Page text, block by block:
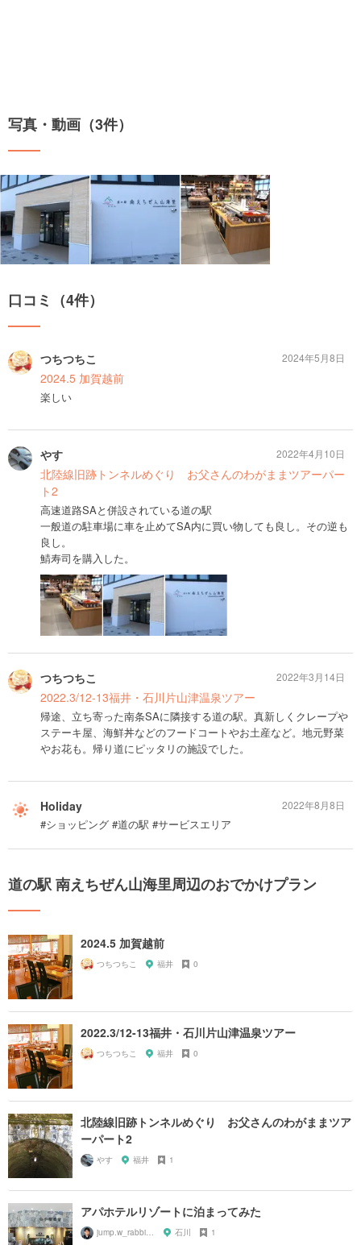
写真・動画（3件）
口コミ（4件）
つちつちこ
2024.5 加賀越前
楽しい
2024年5月8日
やす
北陸線旧跡トンネルめぐり お父さんのわがままツアーパー
ト2
高速道路SAと併設されている道の駅
一般道の駐車場に車を止めてSA内に買い物しても良し。その逆も
良し。
鯖寿司を購入した。
2022年4月10日
つちつちこ
2022.3/12-13福井・石川片山津温泉ツアー
帰途、立ち寄った南条SAに隣接する道の駅。真新しくクレープや
ステーキ屋、海鮮丼などのフードコートやお土産など。地元野菜
やお花も。帰り道にピッタリの施設でした。
2022年3月14日
Holiday
#ショッピング #道の駅 #サービスエリア
2022年8月8日
道の駅 南えちぜん山海里周辺のおでかけプラン
2024.5 加賀越前
つちつちこ 福井 0
2022.3/12-13福井・石川片山津温泉ツアー
つちつちこ 福井 0
北陸線旧跡トンネルめぐり お父さんのわがままツア
ーパート2
やす 福井 1
アパホテルリゾートに泊まってみた
jump.w_rabbitkun 石川 1